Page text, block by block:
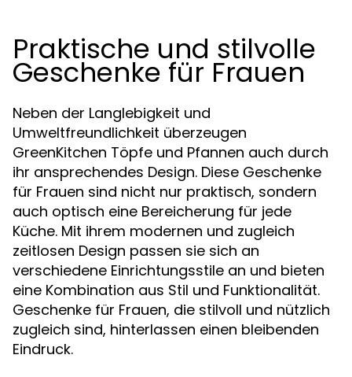
Praktische und stilvolle
Geschenke für Frauen
Neben der Langlebigkeit und
Umweltfreundlichkeit überzeugen
GreenKitchen Töpfe und Pfannen auch durch
ihr ansprechendes Design. Diese Geschenke
für Frauen sind nicht nur praktisch, sondern
auch optisch eine Bereicherung für jede
Küche. Mit ihrem modernen und zugleich
zeitlosen Design passen sie sich an
verschiedene Einrichtungsstile an und bieten
eine Kombination aus Stil und Funktionalität.
Geschenke für Frauen, die stilvoll und nützlich
zugleich sind, hinterlassen einen bleibenden
Eindruck.